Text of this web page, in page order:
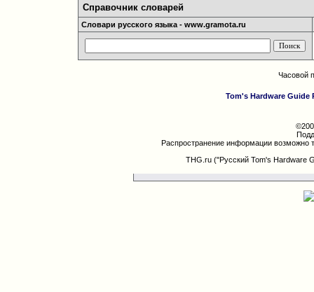
Справочник словарей
Словари русского языка - www.gramota.ru
Часовой
Tom's Hardware Guide
Распространение информации возможно
THG.ru ("Русский Tom's Hardware